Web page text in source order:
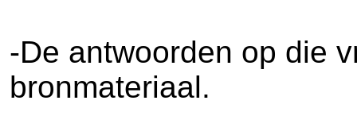
-De antwoorden op die
bronmateriaal.